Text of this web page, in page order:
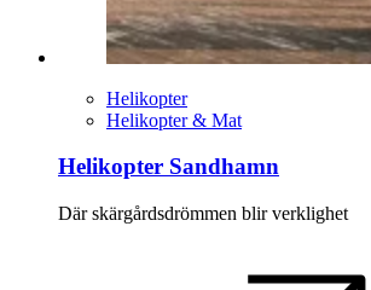
Helikopter
Helikopter & Mat
Helikopter Sandhamn
Där skärgårdsdrömmen blir verklighet